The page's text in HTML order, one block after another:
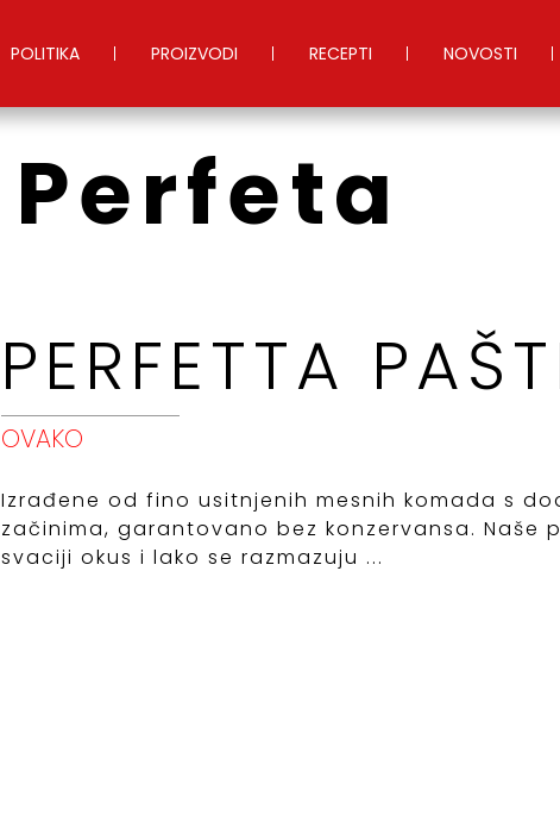
POLITIKA PROIZVODI RECEPTI NOVOSTI
Perfeta
PERFETTA
OVAKO
Izrađene od fino usitnjenih mesnih komada s
začinima, garantovano bez konzervansa. Naše
svaciji okus i lako se razmazuju ...